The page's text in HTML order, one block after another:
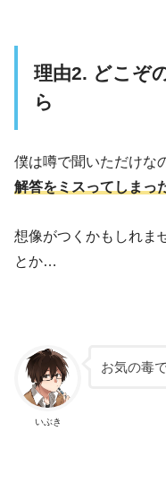
理由2. どこぞ
ら
僕は噂で聞いただけな
解答をミスってしまっ
想像がつくかもしれま
とか…
いぶき
お気の毒で